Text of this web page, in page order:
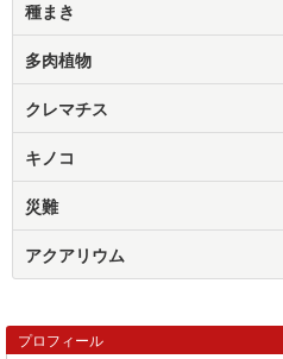
種まき
多肉植物
クレマチス
キノコ
災難
アクアリウム
プロフィール